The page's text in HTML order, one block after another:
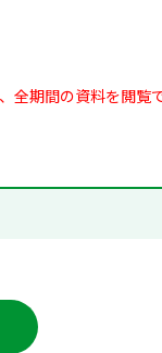
全期間の資料を閲覧